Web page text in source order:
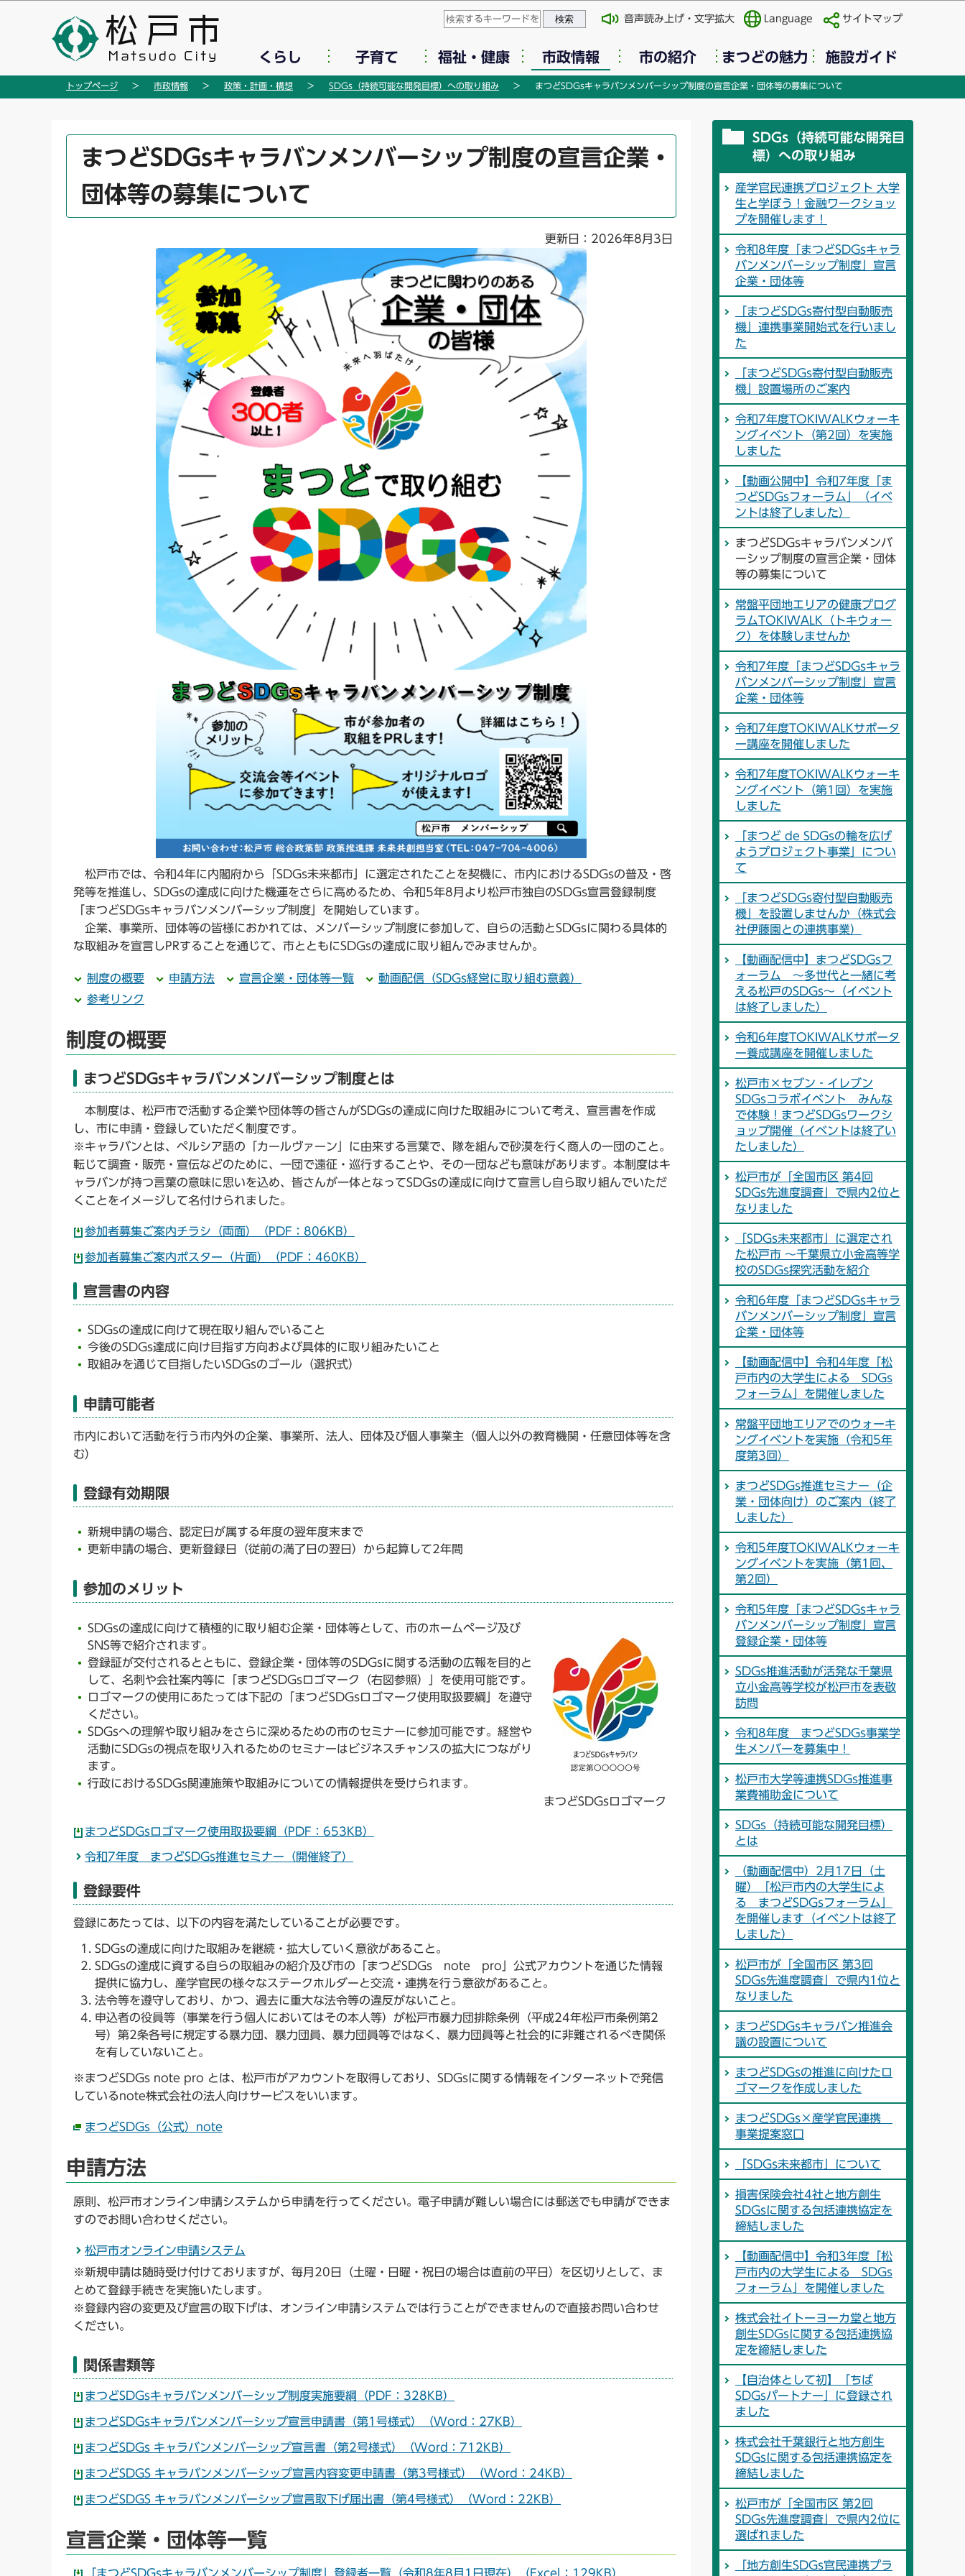
の
このページの本文へ移動
音声読み上げ・文字拡大 Language サイトマップ
くらし 子育て 福祉・健康 市政情報 市の紹介 まつどの魅力 施設ガイド
トップページ 市政情報 政策・計画・構想 SDGs（持続可能な開発目標）への取り組み まつどSDGsキャラバンメンバーシップ制度の宣言企業・団体等の募集について
か
まつどSDGsキャラバンメンバーシップ制度の宣言企業・
団体等の募集について
更新日：2026年8月3日
松戸市では、令和4年に内閣府から「SDGs未来都市」に選定されたことを契機に、市内におけるSDGsの普及・啓
発等を推進し、SDGsの達成に向けた機運をさらに高めるため、令和5年8月より松戸市独自のSDGs宣言登録制度
「まつどSDGsキャラバンメンバーシップ制度」を開始しています。
企業、事業所、団体等の皆様におかれては、メンバーシップ制度に参加して、自らの活動とSDGsに関わる具体的
な取組みを宣言しPRすることを通じて、市とともにSDGsの達成に取り組んでみませんか。
制度の概要 申請方法 宣言企業・団体等一覧
動画配信（SDGs経営に取り組む意義）
参考リンク
制度の概要
まつどSDGsキャラバンメンバーシップ制度とは
本制度は、松戸市で活動する企業や団体等の皆さんがSDGsの達成に向けた取組みについて考え、宣言書を作成
し、市に申請・登録していただく制度です。
※キャラバンとは、ペルシア語の「カールヴァーン」に由来する言葉で、隊を組んで砂漠を行く商人の一団のこと。
転じて調査・販売・宣伝などのために、一団で遠征・巡行することや、その一団なども意味があります。本制度はキ
ャラバンが持つ言葉の意味に思いを込め、皆さんが一体となってSDGsの達成に向けて宣言し自ら取り組んでいただ
くことをイメージして名付けられました。
参加者募集ご案内チラシ（両面）（PDF：806KB）
参加者募集ご案内ポスター（片面）（PDF：460KB）
宣言書の内容
SDGsの達成に向けて現在取り組んでいること
今後のSDGs達成に向け目指す方向および具体的に取り組みたいこと
取組みを通じて目指したいSDGsのゴール（選択式）
申請可能者
市内において活動を行う市内外の企業、事業所、法人、団体及び個人事業主（個人以外の教育機関・任意団体等を含
む）
登録有効期限
新規申請の場合、認定日が属する年度の翌年度末まで
更新申請の場合、更新登録日（従前の満了日の翌日）から起算して2年間
参加のメリット
まつどSDGsロゴマーク
SDGsの達成に向けて積極的に取り組む企業・団体等として、市のホームページ及び
SNS等で紹介されます。
登録証が交付されるとともに、登録企業・団体等のSDGsに関する活動の広報を目的と
して、名刺や会社案内等に「まつどSDGsロゴマーク（右図参照）」を使用可能です。
ロゴマークの使用にあたっては下記の「まつどSDGsロゴマーク使用取扱要綱」を遵守
ください。
SDGsへの理解や取り組みをさらに深めるための市のセミナーに参加可能です。経営や
活動にSDGsの視点を取り入れるためのセミナーはビジネスチャンスの拡大につながり
ます。
行政におけるSDGs関連施策や取組みについての情報提供を受けられます。
まつどSDGsロゴマーク使用取扱要綱（PDF：653KB）
令和7年度 まつどSDGs推進セミナー（開催終了）
登録要件
登録にあたっては、以下の内容を満たしていることが必要です。
SDGsの達成に向けた取組みを継続・拡大していく意欲があること。
SDGsの達成に資する自らの取組みの紹介及び市の「まつどSDGs note pro」公式アカウントを通じた情報
提供に協力し、産学官民の様々なステークホルダーと交流・連携を行う意欲があること。
法令等を遵守しており、かつ、過去に重大な法令等の違反がないこと。
申込者の役員等（事業を行う個人においてはその本人等）が松戸市暴力団排除条例（平成24年松戸市条例第2
号）第2条各号に規定する暴力団、暴力団員、暴力団員等ではなく、暴力団員等と社会的に非難されるべき関係
を有していないこと。
※まつどSDGs note pro とは、松戸市がアカウントを取得しており、SDGsに関する情報をインターネットで発信
しているnote株式会社の法人向けサービスをいいます。
まつどSDGs（公式）note
申請方法
原則、松戸市オンライン申請システムから申請を行ってください。電子申請が難しい場合には郵送でも申請ができま
すのでお問い合わせください。
松戸市オンライン申請システム
※新規申請は随時受け付けておりますが、毎月20日（土曜・日曜・祝日の場合は直前の平日）を区切りとして、ま
とめて登録手続きを実施いたします。
※登録内容の変更及び宣言の取下げは、オンライン申請システムでは行うことができませんので直接お問い合わせ
ください。
関係書類等
まつどSDGsキャラバンメンバーシップ制度実施要綱（PDF：328KB）
まつどSDGsキャラバンメンバーシップ宣言申請書（第1号様式）（Word：27KB）
まつどSDGs キャラバンメンバーシップ宣言書（第2号様式）（Word：712KB）
まつどSDGS キャラバンメンバーシップ宣言内容変更申請書（第3号様式）（Word：24KB）
まつどSDGS キャラバンメンバーシップ宣言取下げ届出書（第4号様式）（Word：22KB）
宣言企業・団体等一覧
「まつどSDGsキャラバンメンバーシップ制度」登録者一覧（令和8年8月1日現在）（Excel：129KB）
SDGs（持続可能な開発目
標）への取り組み
産学官民連携プロジェクト 大学
生と学ぼう！金融ワークショッ
プを開催します！
令和8年度「まつどSDGsキャラ
バンメンバーシップ制度」宣言
企業・団体等
「まつどSDGs寄付型自動販売
機」連携事業開始式を行いまし
た
「まつどSDGs寄付型自動販売
機」設置場所のご案内
令和7年度TOKIWALKウォーキ
ングイベント（第2回）を実施
しました
【動画公開中】令和7年度「ま
つどSDGsフォーラム」（イベ
ントは終了しました）
まつどSDGsキャラバンメンバ
ーシップ制度の宣言企業・団体
等の募集について
常盤平団地エリアの健康プログ
ラムTOKIWALK（トキウォー
ク）を体験しませんか
令和7年度「まつどSDGsキャラ
バンメンバーシップ制度」宣言
企業・団体等
令和7年度TOKIWALKサポータ
ー講座を開催しました
令和7年度TOKIWALKウォーキ
ングイベント（第1回）を実施
しました
「まつど de SDGsの輪を広げ
ようプロジェクト事業」につい
て
「まつどSDGs寄付型自動販売
機」を設置しませんか（株式会
社伊藤園との連携事業）
【動画配信中】まつどSDGsフ
ォーラム ～多世代と一緒に考
える松戸のSDGs～（イベント
は終了しました）
令和6年度TOKIWALKサポータ
ー養成講座を開催しました
松戸市×セブン‐イレブン
SDGsコラボイベント みんな
で体験！まつどSDGsワークシ
ョップ開催（イベントは終了い
たしました）
松戸市が「全国市区 第4回
SDGs先進度調査」で県内2位と
なりました
「SDGs未来都市」に選定され
た松戸市 ～千葉県立小金高等学
校のSDGs探究活動を紹介
令和6年度「まつどSDGsキャラ
バンメンバーシップ制度」宣言
企業・団体等
【動画配信中】令和4年度「松
戸市内の大学生による SDGs
フォーラム」を開催しました
常盤平団地エリアでのウォーキ
ングイベントを実施（令和5年
度第3回）
まつどSDGs推進セミナー（企
業・団体向け）のご案内（終了
しました）
令和5年度TOKIWALKウォーキ
ングイベントを実施（第1回、
第2回）
令和5年度「まつどSDGsキャラ
バンメンバーシップ制度」宣言
登録企業・団体等
SDGs推進活動が活発な千葉県
立小金高等学校が松戸市を表敬
訪問
令和8年度 まつどSDGs事業学
生メンバーを募集中！
松戸市大学等連携SDGs推進事
業費補助金について
SDGs（持続可能な開発目標）
とは
（動画配信中）2月17日（土
曜）「松戸市内の大学生によ
る まつどSDGsフォーラム」
を開催します（イベントは終了
しました）
松戸市が「全国市区 第3回
SDGs先進度調査」で県内1位と
なりました
まつどSDGsキャラバン推進会
議の設置について
まつどSDGsの推進に向けたロ
ゴマークを作成しました
まつどSDGs×産学官民連携
事業提案窓口
「SDGs未来都市」について
損害保険会社4社と地方創生
SDGsに関する包括連携協定を
締結しました
【動画配信中】令和3年度「松
戸市内の大学生による SDGs
フォーラム」を開催しました
株式会社イトーヨーカ堂と地方
創生SDGsに関する包括連携協
定を締結しました
【自治体として初】「ちば
SDGsパートナー」に登録され
ました
株式会社千葉銀行と地方創生
SDGsに関する包括連携協定を
締結しました
松戸市が「全国市区 第2回
SDGs先進度調査」で県内2位に
選ばれました
「地方創生SDGs官民連携プラ